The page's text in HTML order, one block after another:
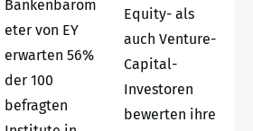
Bankenbarom
eter von EY
erwarten 56%
der 100
befragten
Equity- als
auch Venture-
Capital-
Investoren
bewerten ihre